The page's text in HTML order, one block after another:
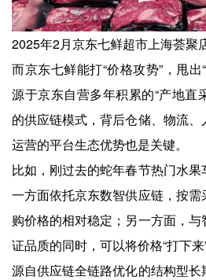
2025年2月京东七鲜超市上海荟聚
而京东七鲜能打“价格攻势”，甩出
源于京东自营多年积累的“产地直
的供应链模式，背后仓储、物流
运营的平台生态优势也是关键。
比如，刚过去的蛇年春节热门水
一方面依托京东数智供应链，按
购价格的相对稳定；另一方面，
证品质的同时，可以将价格“打下来”
源自供应链全链路优化的结构型